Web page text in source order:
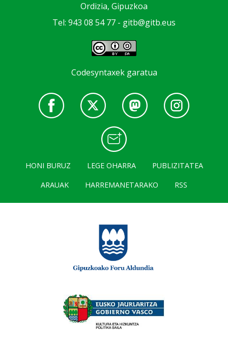
Ordizia, Gipuzkoa
Tel: 943 08 54 77 - gitb@gitb.eus
Codesyntaxek garatua
HONI BURUZ LEGE OHARRA
PUBLIZITATEA
ARAUAK
HARREMANETARAKO RSS